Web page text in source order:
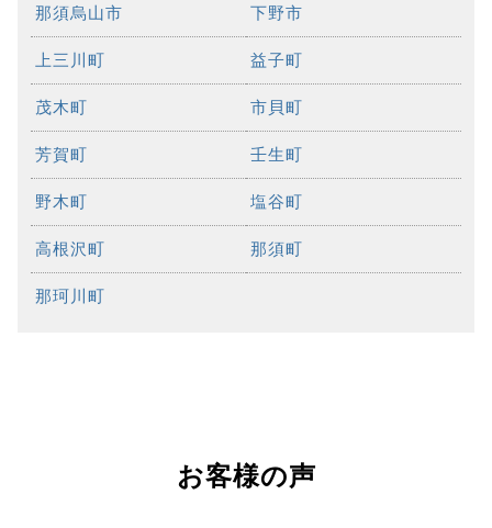
那須烏山市 下野市
上三川町 益子町
茂木町 市貝町
芳賀町 壬生町
野木町 塩谷町
高根沢町 那須町
那珂川町
お客様の声